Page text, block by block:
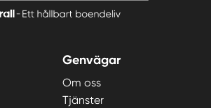
Genvägar
Om oss
Tjänster